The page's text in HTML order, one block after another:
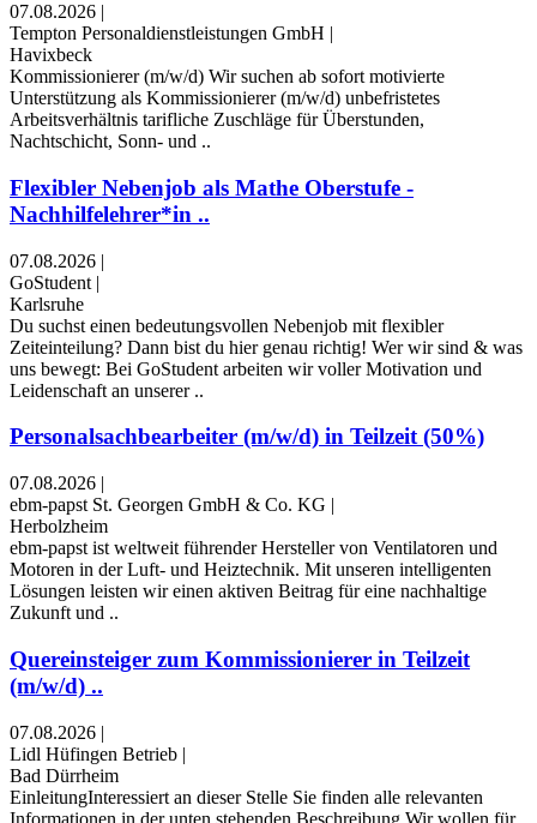
07.08.2026 |
Tempton Personaldienstleistungen GmbH |
Havixbeck
Kommissionierer (m/w/d) Wir suchen ab sofort motivierte
Unterstützung als Kommissionierer (m/w/d) unbefristetes
Arbeitsverhältnis tarifliche Zuschläge für Überstunden,
Nachtschicht, Sonn- und ..
Flexibler Nebenjob als Mathe Oberstufe -
Nachhilfelehrer*in ..
07.08.2026 |
GoStudent |
Karlsruhe
Du suchst einen bedeutungsvollen Nebenjob mit flexibler
Zeiteinteilung? Dann bist du hier genau richtig! Wer wir sind & was
uns bewegt: Bei GoStudent arbeiten wir voller Motivation und
Leidenschaft an unserer ..
Personalsachbearbeiter (m/w/d) in Teilzeit (50%)
07.08.2026 |
ebm-papst St. Georgen GmbH & Co. KG |
Herbolzheim
ebm-papst ist weltweit führender Hersteller von Ventilatoren und
Motoren in der Luft- und Heiztechnik. Mit unseren intelligenten
Lösungen leisten wir einen aktiven Beitrag für eine nachhaltige
Zukunft und ..
Quereinsteiger zum Kommissionierer in Teilzeit
(m/w/d) ..
07.08.2026 |
Lidl Hüfingen Betrieb |
Bad Dürrheim
EinleitungInteressiert an dieser Stelle Sie finden alle relevanten
Informationen in der unten stehenden Beschreibung.Wir wollen für